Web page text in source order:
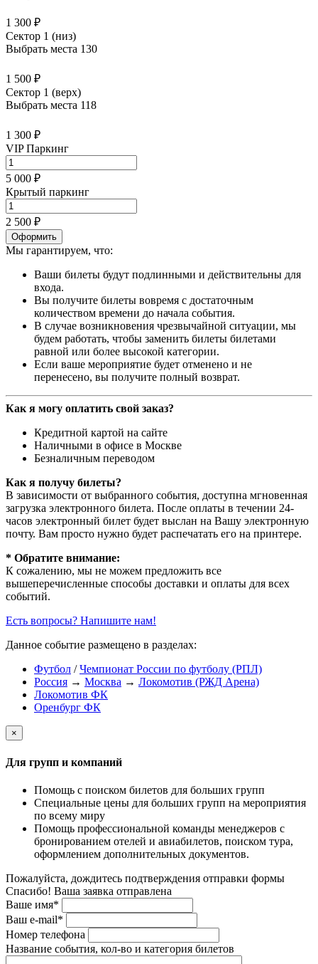
1 300 ₽
Сектор 1 (низ)
Выбрать места 130
1 500 ₽
Сектор 1 (верх)
Выбрать места 118
1 300 ₽
VIP Паркинг
5 000 ₽
Крытый паркинг
2 500 ₽
Оформить
Мы гарантируем, что:
Ваши билеты будут подлинными и действительны для
входа.
Вы получите билеты вовремя с достаточным
количеством времени до начала события.
В случае возникновения чрезвычайной ситуации, мы
будем работать, чтобы заменить билеты билетами
равной или более высокой категории.
Если ваше мероприятие будет отменено и не
перенесено, вы получите полный возврат.
Как я могу оплатить свой заказ?
Кредитной картой на сайте
Наличными в офисе в Москве
Безналичным переводом
Как я получу билеты?
В зависимости от выбранного события, доступна мгновенная
загрузка электронного билета. После оплаты в течении 24-
часов электронный билет будет выслан на Вашу электронную
почту. Вам просто нужно будет распечатать его на принтере.
* Обратите внимание:
К сожалению, мы не можем предложить все
вышеперечисленные способы доставки и оплаты для всех
событий.
Есть вопросы? Напишите нам!
Данное событие размещено в разделах:
Футбол /Чемпионат России по футболу (РПЛ)
Россия → Москва → Локомотив (РЖД Арена)
Локомотив ФК
Оренбург ФК
×
Для групп и компаний
Помощь с поиском билетов для больших групп
Специальные цены для больших групп на мероприятия
по всему миру
Помощь профессиональной команды менеджеров с
бронированием отелей и авиабилетов, поиском тура,
оформлением дополнительных документов.
Пожалуйста, дождитесь подтверждения отправки формы
Спасибо! Ваша заявка отправлена
Ваше имя*
Ваш e-mail*
Номер телефона
Название события, кол-во и категория билетов